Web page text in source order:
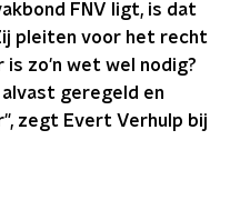
FNV ligt, is dat
pleiten voor het recht
is zo'n wet wel nodig?
geregeld en
zegt Evert Verhulp bij